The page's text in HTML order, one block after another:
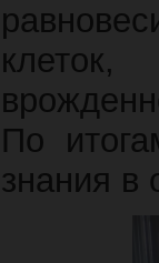
По
знания в